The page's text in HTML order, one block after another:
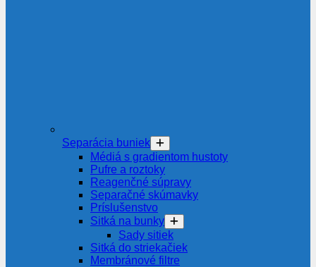
Separácia buniek
Médiá s gradientom hustoty
Pufre a roztoky
Reagenčné súpravy
Separačné skúmavky
Príslušenstvo
Sitká na bunky
Sady sitiek
Sitká do striekačiek
Membránové filtre